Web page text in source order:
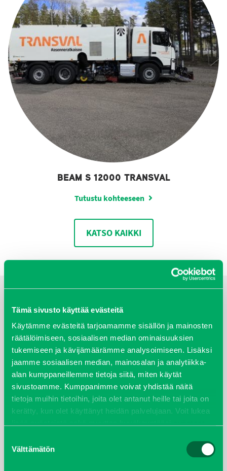
Tämä sivusto käyttää evästeitä
Käytämme evästeitä tarjoamamme sisällön ja mainosten
räätälöimiseen, sosiaalisen median ominaisuuksien
tukemiseen ja kävijämäärämme analysoimiseen. Lisäksi
jaamme sosiaalisen median, mainosalan ja analytiikka-
alan kumppaneillemme tietoja siitä, miten käytät
sivustoamme. Kumppanimme voivat yhdistää näitä
tietoja muihin tietoihin, joita olet antanut heille tai joita on
kerätty, kun olet käyttänyt heidän palvelujaan. Voit lukea
valinta
Välttämätön
BEAM S 12000 TRANSVAL
Tutustu kohteeseen
KATSO KAIKKI
TUOTERYHMÄT
Golfkoneet ja ajoneuvot
Lakaisukoneet
Müthing kelamurskaimet
Nurmikon ja tekonurmen hoito
Ruohonleikkurit ja lehden kerääjät
Traktorit ja monitoimikoneet
VALMISTAJAT